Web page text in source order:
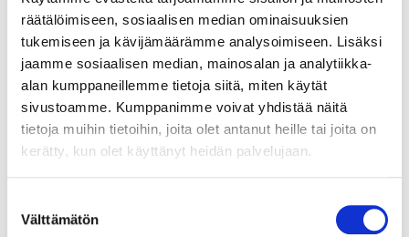
räätälöimiseen, sosiaalisen median ominaisuuksien
tukemiseen ja kävijämäärämme analysoimiseen. Lisäksi
jaamme sosiaalisen median, mainosalan ja analytiikka-
alan kumppaneillemme tietoja siitä, miten käytät
sivustoamme. Kumppanimme voivat yhdistää näitä
tietoja muihin tietoihin, joita olet antanut heille tai joita on
kerätty, kun olet käyttänyt heidän palvelujaan.
valinta
Välttämätön
maaliskuu(10)
helmikuu(3)
tammikuu(6)
2021
joulukuu(1)
marraskuu(6)
lokakuu
heinäkuu(1)